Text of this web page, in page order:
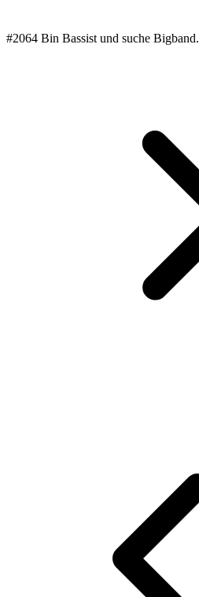
#2064 Bin Bassist und suche Bigband.